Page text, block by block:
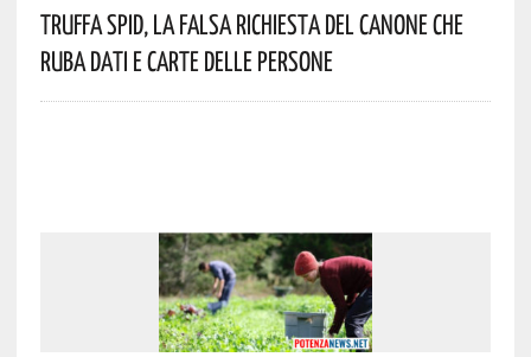
Truffa Spid, La Falsa Richiesta Del Canone Che
Ruba Dati E Carte Delle Persone